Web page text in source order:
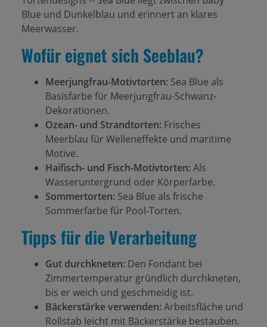
Blue und Dunkelblau und erinnert an klares
Meerwasser.
Wofür eignet sich Seeblau?
Meerjungfrau-Motivtorten: Sea Blue als
Basisfarbe für Meerjungfrau-Schwanz-
Dekorationen.
Ozean- und Strandtorten: Frisches
Meerblau für Welleneffekte und maritime
Motive.
Haifisch- und Fisch-Motivtorten:Als
Wasseruntergrund oder Körperfarbe.
Sommertorten: Sea Blue als frische
Sommerfarbe für Pool-Torten.
Tipps für die Verarbeitung
Gut durchkneten: Den Fondant bei
Zimmertemperatur gründlich durchkneten,
bis er weich und geschmeidig ist.
Bäckerstärke verwenden:Arbeitsfläche und
Rollstab leicht mit Bäckerstärke bestauben.